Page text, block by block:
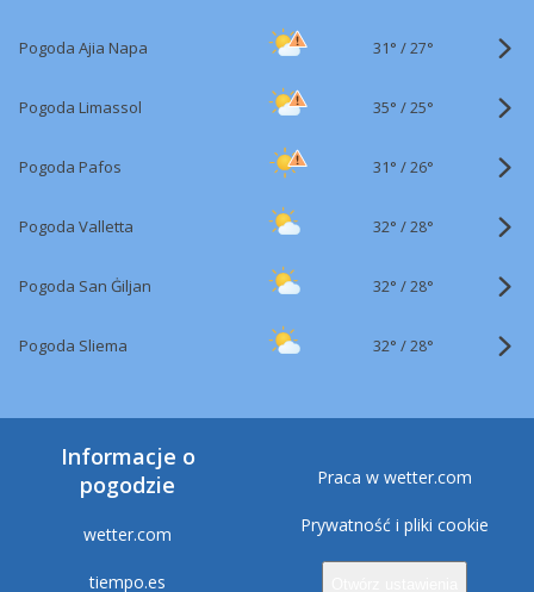
Pogoda Ajia Napa 31° /27°
Pogoda Limassol 35° /25°
Pogoda Pafos 31° /26°
Pogoda Valletta 32° /28°
Pogoda San Ġiljan 32° /28°
Pogoda Sliema 32° /28°
Informacje o
pogodzie
wetter.com
tiempo.es
Praca w wetter.com
Prywatność i pliki cookie